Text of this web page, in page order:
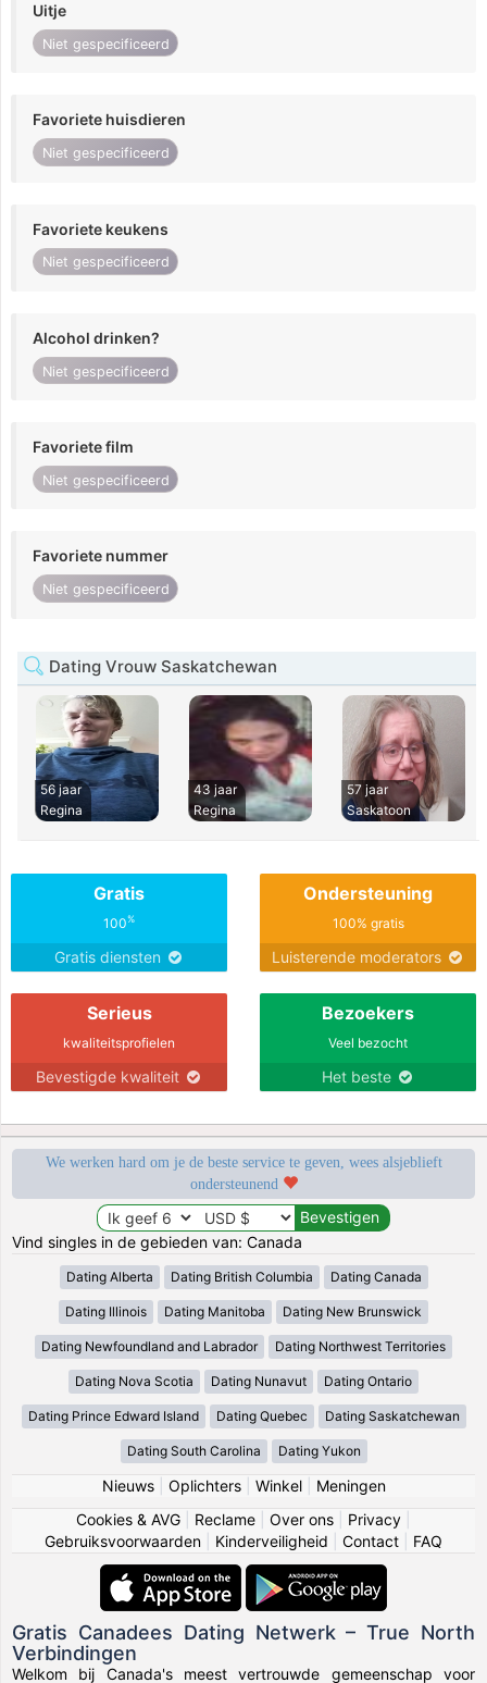
Uitje
Niet gespecificeerd
Favoriete huisdieren
Niet gespecificeerd
Favoriete keukens
Niet gespecificeerd
Alcohol drinken?
Niet gespecificeerd
Favoriete film
Niet gespecificeerd
Favoriete nummer
Niet gespecificeerd
Dating Vrouw Saskatchewan
56 jaar
Regina
43 jaar
Regina
57 jaar
Saskatoon
Gratis
100%
Gratis diensten
Ondersteuning
100% gratis
Luisterende moderators
Serieus
kwaliteitsprofielen
Bevestigde kwaliteit
Bezoekers
Veel bezocht
Het beste
We werken hard om je de beste service te geven, wees alsjeblieft
ondersteunend
Vind singles in de gebieden van: Canada
Dating Alberta Dating British Columbia Dating Canada
Dating Illinois Dating Manitoba Dating New Brunswick
Dating Newfoundland and Labrador Dating Northwest Territories
Dating Nova Scotia Dating Nunavut Dating Ontario
Dating Prince Edward Island Dating Quebec Dating Saskatchewan
Dating South Carolina Dating Yukon
Nieuws| Oplichters| Winkel| Meningen
Cookies & AVG
Reclame Over ons Privacy
Gebruiksvoorwaarden
Kinderveiligheid Contact FAQ
Gratis Canadees Dating Netwerk – True North
Verbindingen
Welkom bij Canada's meest vertrouwde gemeenschap voor